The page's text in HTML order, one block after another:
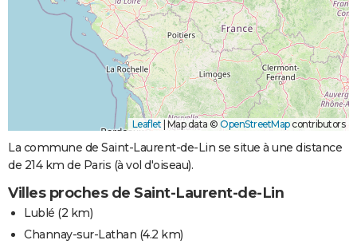
Leaflet Map data © OpenStreetMapcontributors
La commune de Saint-Laurent-de-Lin se situe à une distance
de 214 km de Paris (à vol d'oiseau).
Villes proches de Saint-Laurent-de-Lin
Lublé (2 km)
Channay-sur-Lathan (4.2 km)